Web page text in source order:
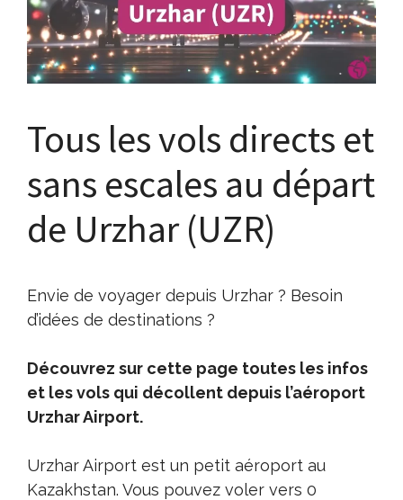
Tous les vols directs et
sans escales au départ
de Urzhar (UZR)
Envie de voyager depuis Urzhar ? Besoin
d’idées de destinations ?
Découvrez sur cette page toutes les infos
et les vols qui décollent depuis l’aéroport
Urzhar Airport.
Urzhar Airport est un petit aéroport au
Kazakhstan. Vous pouvez voler vers 0